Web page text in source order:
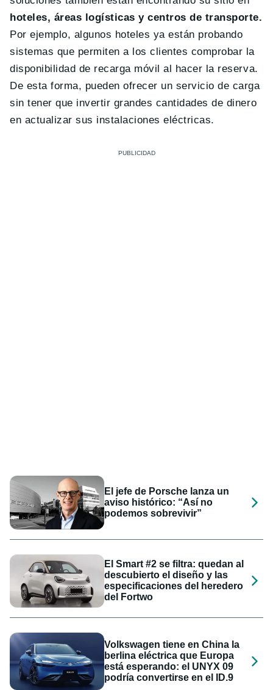
hoteles, áreas logísticas y centros de transporte.
Por ejemplo, algunos hoteles ya están probando
sistemas que permiten a los clientes comprobar la
disponibilidad de recarga móvil al hacer la reserva.
De esta forma, pueden ofrecer un servicio de carga
sin tener que invertir grandes cantidades de dinero
en actualizar sus instalaciones eléctricas.
El jefe de Porsche lanza un
aviso histórico: “Así no
podemos sobrevivir”
El Smart #2 se filtra: quedan al
descubierto el diseño y las
especificaciones del heredero
del Fortwo
Volkswagen tiene en China la
berlina eléctrica que Europa
está esperando: el UNYX 09
podría convertirse en el ID.9